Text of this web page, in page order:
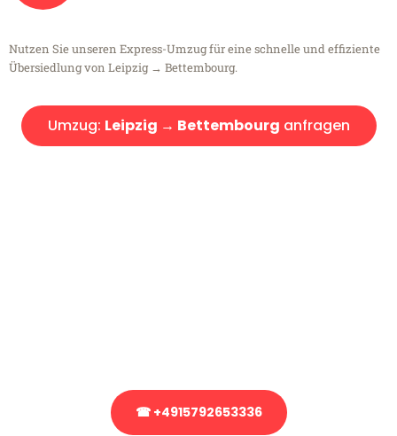
Nutzen Sie unseren Express-Umzug für eine schnelle und effiziente
Übersiedlung von Leipzig → Bettembourg.
Umzug: Leipzig → Bettembourg anfragen
☎ +4915792653336